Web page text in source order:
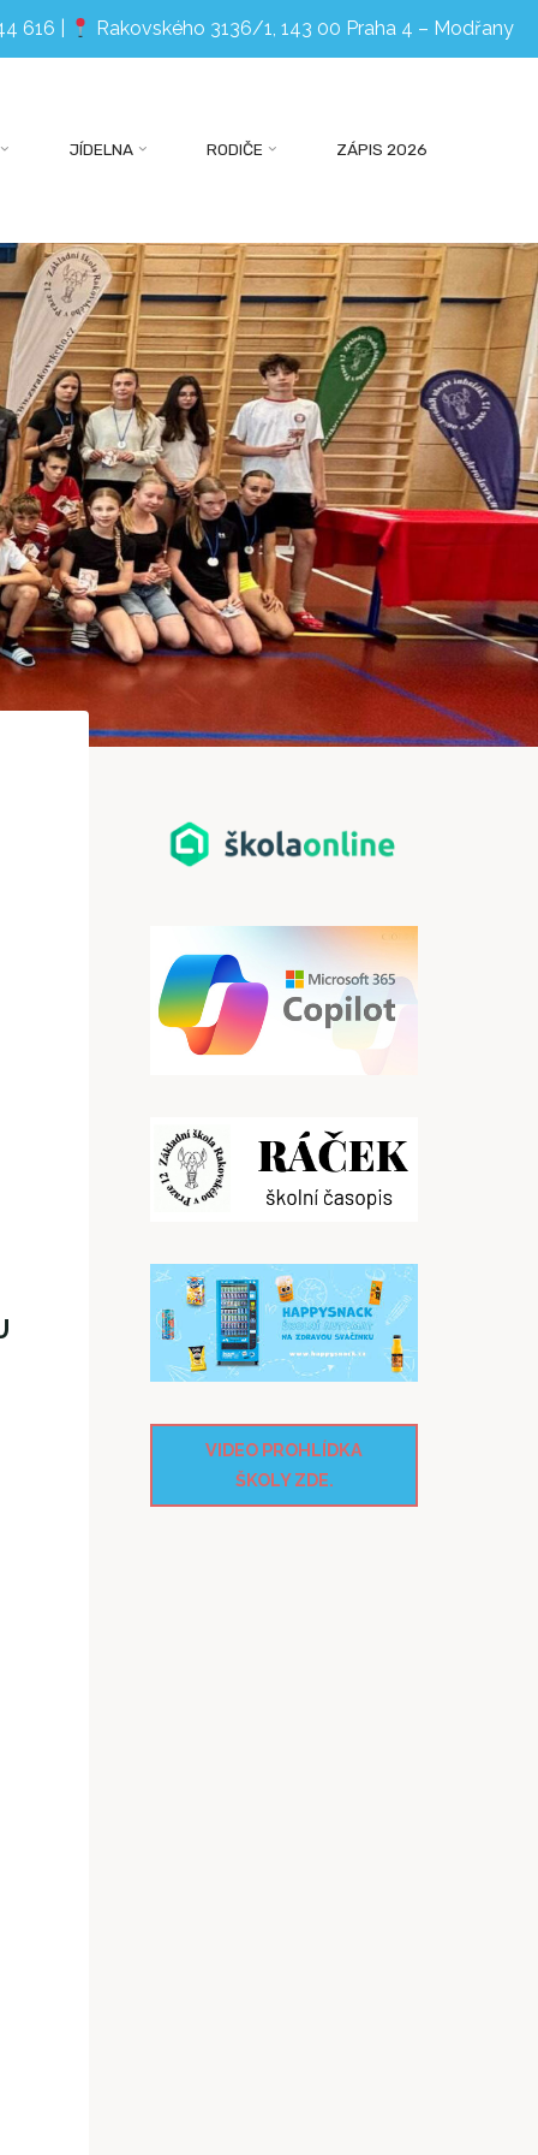
616 Rakovského 3136/1, 143 00 Praha 4 – Modřany
JÍDELNA RODIČE ZÁPIS 2026
VIDEO PROHLÍDKA
ŠKOLY ZDE.